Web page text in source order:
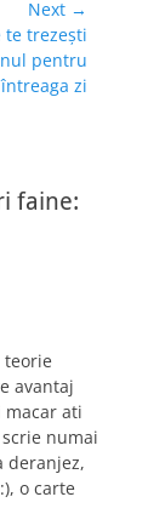
Next →
te trezești
pentru
întreaga zi
faine:
teorie
avantaj
ati
numai
deranjez,
o carte